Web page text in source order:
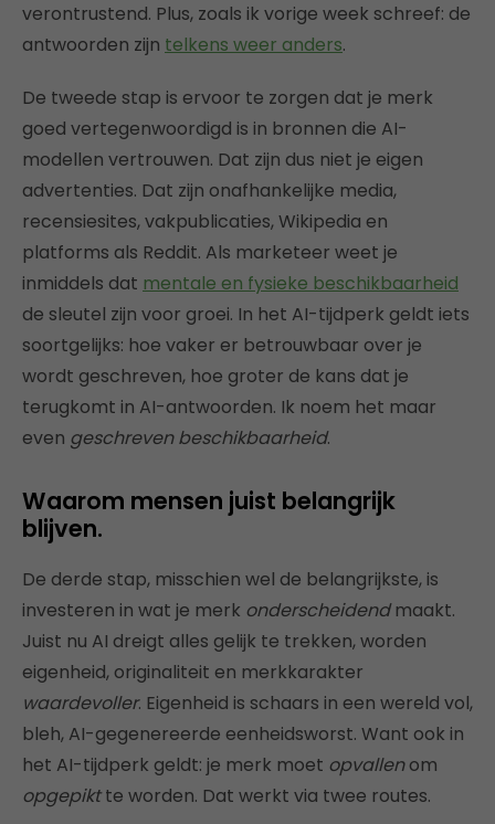
verontrustend. Plus, zoals ik vorige week schreef: de
antwoorden zijn telkens weer anders.
De tweede stap is ervoor te zorgen dat je merk
goed vertegenwoordigd is in bronnen die AI-
modellen vertrouwen. Dat zijn dus niet je eigen
advertenties. Dat zijn onafhankelijke media,
recensiesites, vakpublicaties, Wikipedia en
platforms als Reddit. Als marketeer weet je
inmiddels dat mentale en fysieke beschikbaarheid
de sleutel zijn voor groei. In het AI-tijdperk geldt iets
soortgelijks: hoe vaker er betrouwbaar over je
wordt geschreven, hoe groter de kans dat je
terugkomt in AI-antwoorden. Ik noem het maar
even geschreven beschikbaarheid.
Waarom mensen juist belangrijk
blijven.
De derde stap, misschien wel de belangrijkste, is
investeren in wat je merk onderscheidendmaakt.
Juist nu AI dreigt alles gelijk te trekken, worden
eigenheid, originaliteit en merkkarakter
waardevoller. Eigenheid is schaars in een wereld vol,
bleh, AI-gegenereerde eenheidsworst. Want ook in
het AI-tijdperk geldt: je merk moet opvallenom
opgepiktte worden. Dat werkt via twee routes.